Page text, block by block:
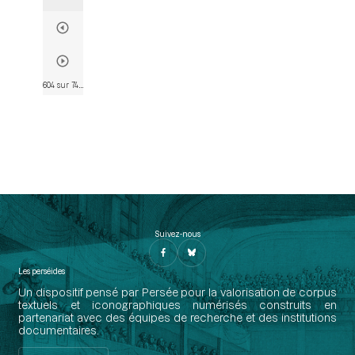
Suivez-nous
Les perséides
Un dispositif pensé par Persée pour la valorisation de corpus
textuels et iconographiques numérisés construits en
partenariat avec des équipes de recherche et des institutions
documentaires.